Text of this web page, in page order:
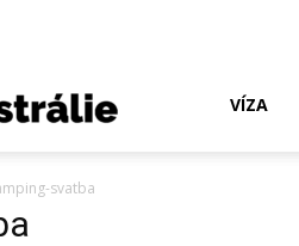
VÍZA
svatba